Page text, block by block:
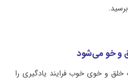
و خو می‌شود
و خوی خوب فرایند یادگیری را